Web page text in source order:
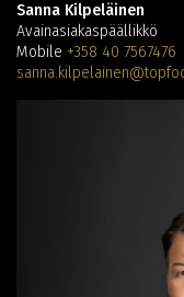
Sanna Kilpeläinen
Avainasiakaspäällikkö
Mobile +358 40 7567476